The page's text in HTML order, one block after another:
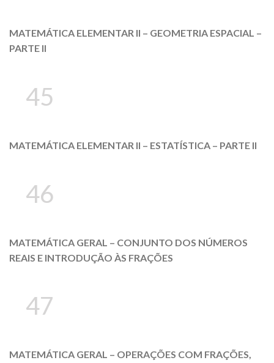
MATEMÁTICA ELEMENTAR II – GEOMETRIA ESPACIAL –
PARTE II
45
MATEMÁTICA ELEMENTAR II – ESTATÍSTICA – PARTE II
46
MATEMÁTICA GERAL – CONJUNTO DOS NÚMEROS
REAIS E INTRODUÇÃO ÀS FRAÇÕES
47
MATEMÁTICA GERAL – OPERAÇÕES COM FRAÇÕES,